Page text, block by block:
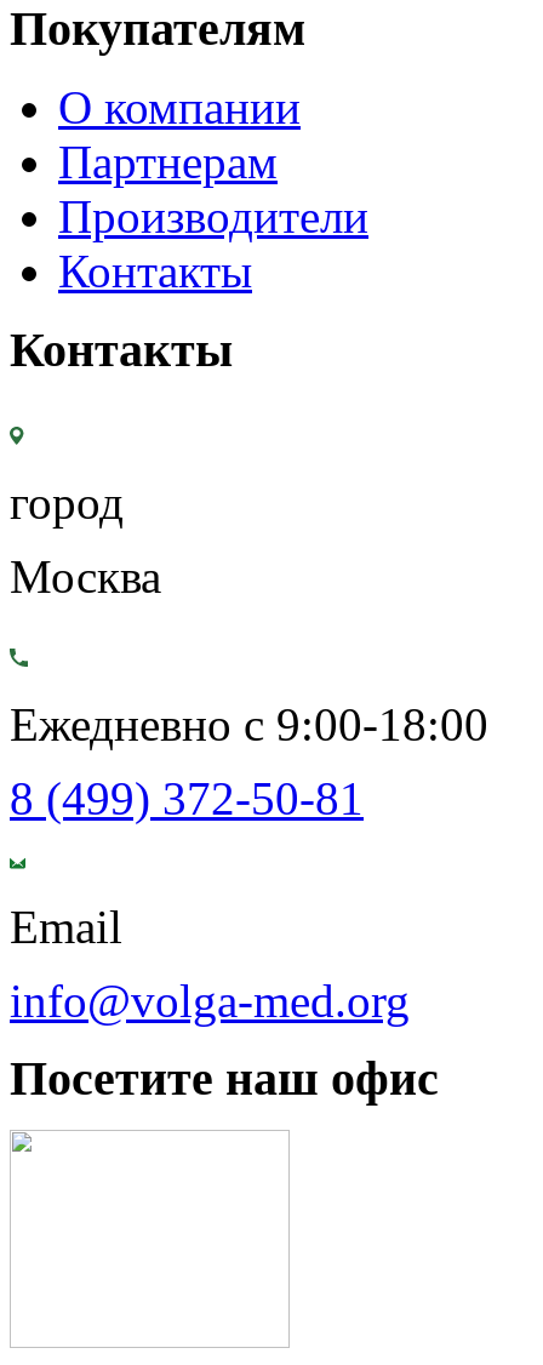
Покупателям
О компании
Партнерам
Производители
Контакты
Контакты
город
Москва
Ежедневно с 9:00-18:00
8 (499) 372-50-81
Email
info@volga-med.org
Посетите наш офис